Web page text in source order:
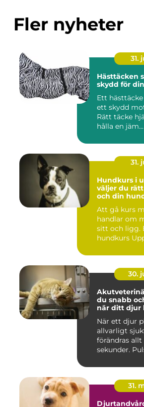
Fler nyheter
31.
Hästtäcken så väljer du rätt
skydd för
Ett
ett skydd
Rätt täcke
hålla en jäm...
31.
Hundkurs i
väljer du
och din
Att gå kurs
handlar om
sitt och ligg.
hundkurs
30.
Akutveterinär i
du snabb
när ditt djur
När ett djur
allvarligt
förändras allt
sekunder.
31.